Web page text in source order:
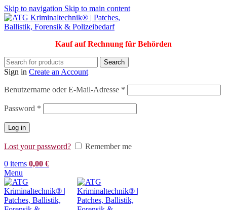
Skip to navigation Skip to main content
Kauf auf Rechnung für Behörden
Search
Sign in Create an Account
Benutzername oder E-Mail-Adresse *
Password *
Log in
Lost your password?
Remember me
0 items 0,00 €
Menu